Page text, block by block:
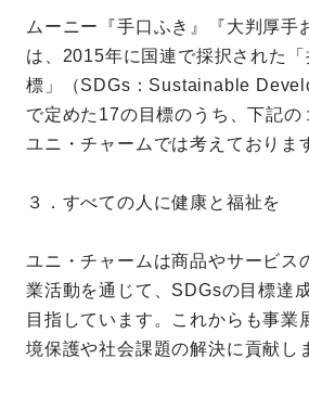
ムーニー『手口ふき』『大判厚手
は、2015年に国連で採択された「
標」（SDGs：Sustainable
で定めた17の目標のうち、下記の
ユニ・チャームでは考えておりま
３．すべての人に健康と福祉を
ユニ・チャームは商品やサービス
業活動を通じて、SDGsの目標達
目指しています。これからも事業
境保護や社会課題の解決に貢献し